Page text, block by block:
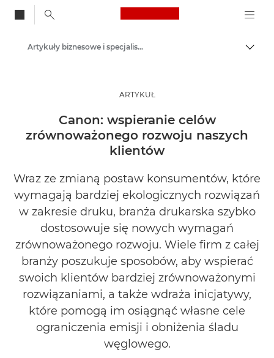
Canon Logo, back
Baza wiedzy
Artykuły biznesowe i specjalistyczne
ARTYKUŁ
Canon: wspieranie celów
zrównoważonego rozwoju naszych
klientów
Wraz ze zmianą postaw konsumentów, które
wymagają bardziej ekologicznych rozwiązań
w zakresie druku, branża drukarska szybko
dostosowuje się nowych wymagań
zrównoważonego rozwoju. Wiele firm z całej
branży poszukuje sposobów, aby wspierać
swoich klientów bardziej zrównoważonymi
rozwiązaniami, a także wdraża inicjatywy,
które pomogą im osiągnąć własne cele
ograniczenia emisji i obniżenia śladu
węglowego.